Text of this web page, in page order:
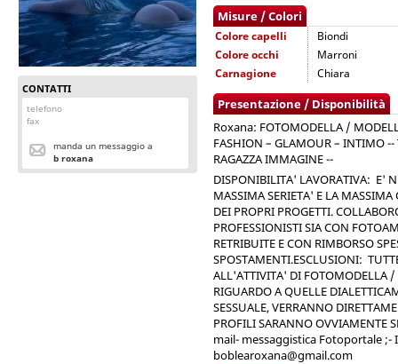
CONTATTI
telefono
fax
manda un messaggio a
b roxana
Misure / Colori
Colore capelli
Biondi
Colore occhi
Marroni
Carnagione
Chiara
Presentazione / Disponibilità
Roxana: FOTOMODELLA /
FASHION – GLAMOUR – INTIMO --
RAGAZZA IMMAGINE --
DISPONIBILITA' LAVORATIVA: E'
MASSIMA SERIETA' E LA
DEI PROPRI PROGETTI.
PROFESSIONISTI SIA CON
RETRIBUITE E CON RIMBORSO
SPOSTAMENTI.ESCLUSIONI:
ALL'ATTIVITA' DI FOTOMODELLA /
RIGUARDO A QUELLE
SESSUALE, VERRANNO
PROFILI SARANNO OVVIAMENTE
mail- messaggistica Fotoportale
boblearoxana@gmail.com